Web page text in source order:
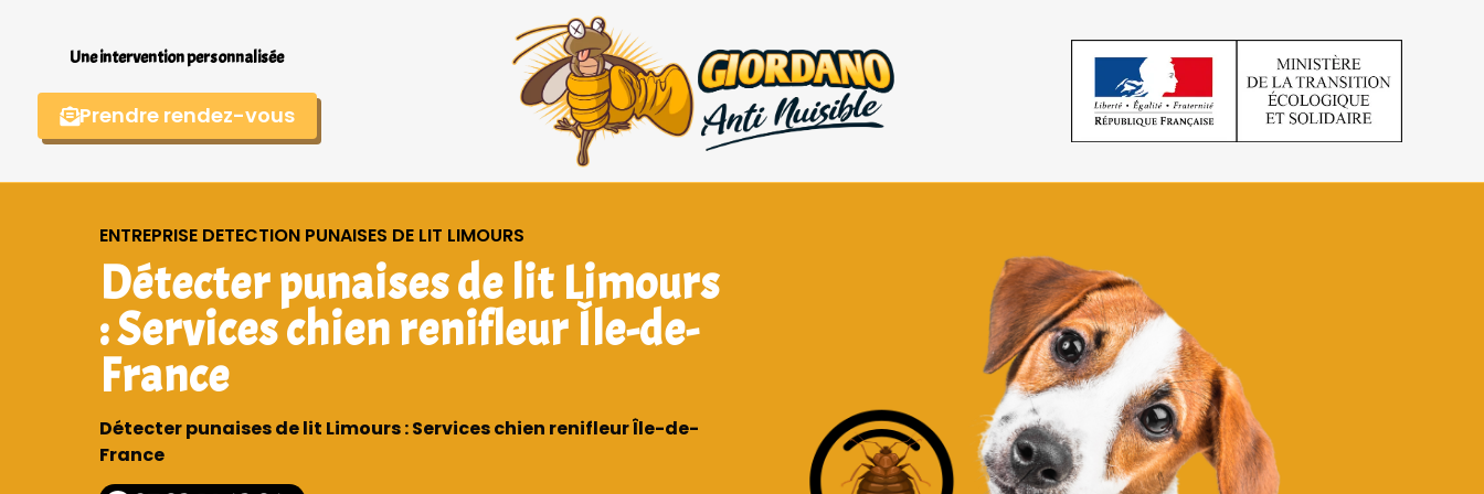
Une intervention personnalisée
Prendre rendez-vous
ENTREPRISE DETECTION PUNAISES DE LIT LIMOURS
Détecter punaises de lit Limours
: Services chien renifleur Île-de-
France
Détecter punaises de lit Limours : Services chien renifleur Île-de-
France